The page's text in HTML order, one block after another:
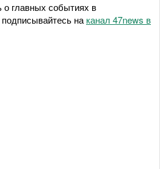
главных событиях в
наканал 47news в